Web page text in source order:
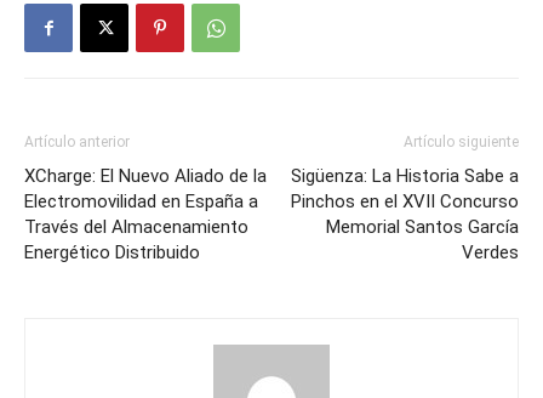
Artículo anterior
XCharge: El Nuevo Aliado de la
Electromovilidad en España a
Través del Almacenamiento
Energético Distribuido
Artículo siguiente
Sigüenza: La Historia Sabe a
Pinchos en el XVII Concurso
Memorial Santos García
Verdes